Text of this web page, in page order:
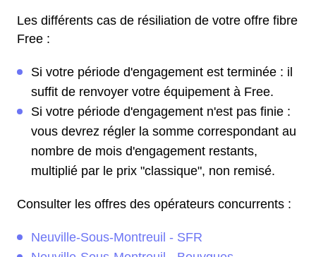
Les différents cas de résiliation de votre offre fibre
Free :
Si votre période d'engagement est terminée : il
suffit de renvoyer votre équipement à Free.
Si votre période d'engagement n'est pas finie :
vous devrez régler la somme correspondant au
nombre de mois d'engagement restants,
multiplié par le prix "classique", non remisé.
Consulter les offres des opérateurs concurrents :
Neuville-Sous-Montreuil - SFR